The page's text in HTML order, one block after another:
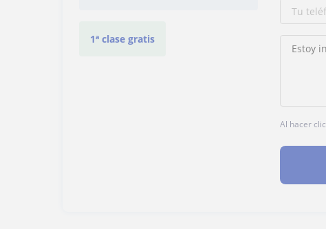
1ª clase gratis
Al hacer